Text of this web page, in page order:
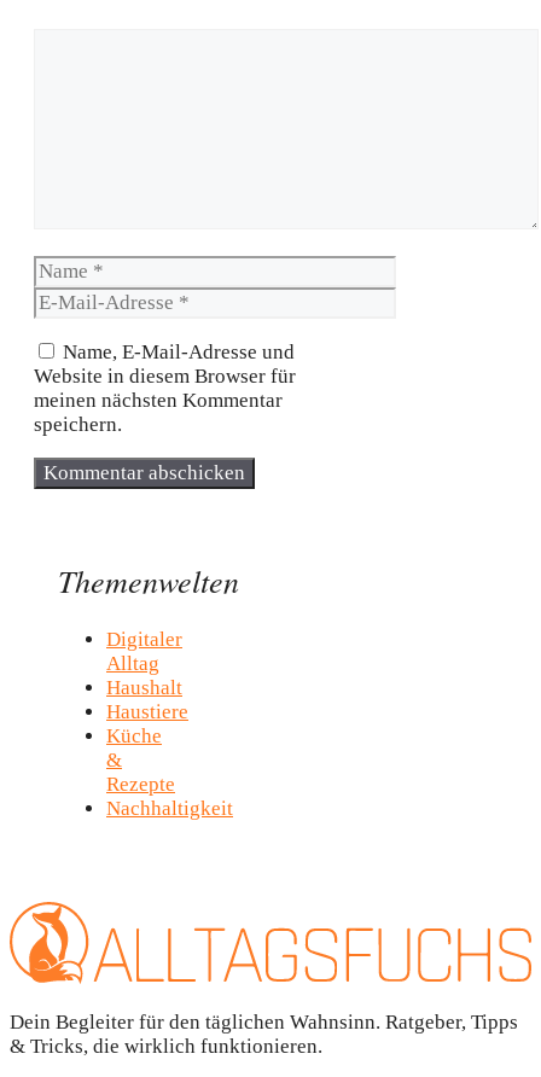
Name
E-
Mail-
Adresse
Name, E-Mail-Adresse und
Website in diesem Browser für
meinen nächsten Kommentar
speichern.
Themenwelten
Digitaler
Alltag
Haushalt
Haustiere
Küche
&
Rezepte
Nachhaltigkeit
Dein Begleiter für den täglichen Wahnsinn. Ratgeber, Tipps
& Tricks, die wirklich funktionieren.